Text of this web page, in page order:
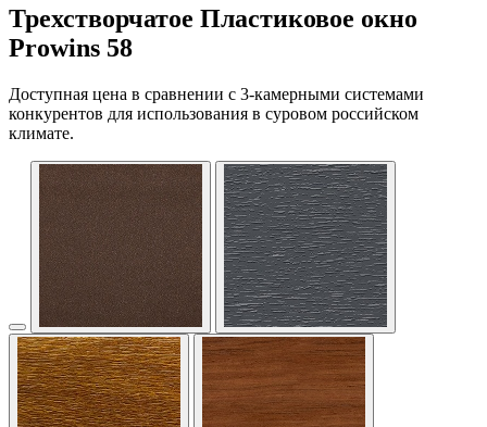
Трехстворчатое Пластиковое окно
Prowins 58
Доступная цена в сравнении с 3-камерными системами
конкурентов для использования в суровом российском
климате.